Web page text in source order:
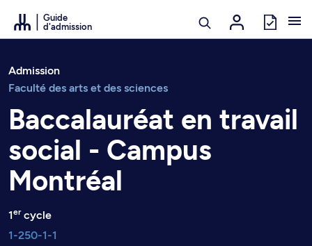
Guide
d'admission
Admission
Faculté des arts et des sciences
Baccalauréat en travail
social - Campus
Montréal
1ercycle
1-250-1-1